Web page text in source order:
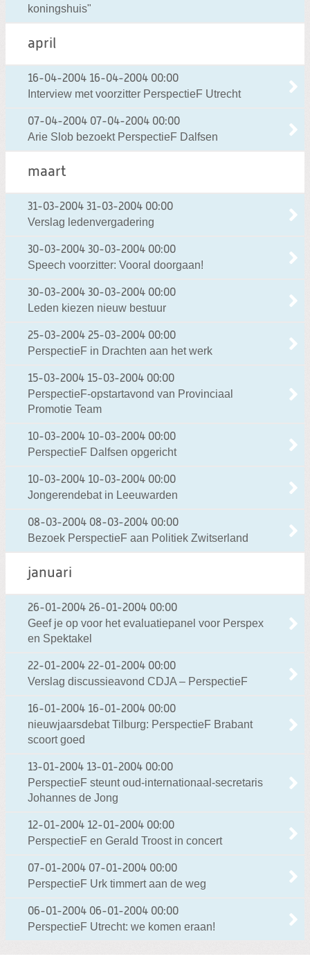
koningshuis"
april
16-04-2004 16-04-2004 00:00
Interview met voorzitter PerspectieF Utrecht
07-04-2004 07-04-2004 00:00
Arie Slob bezoekt PerspectieF Dalfsen
maart
31-03-2004 31-03-2004 00:00
Verslag ledenvergadering
30-03-2004 30-03-2004 00:00
Speech voorzitter: Vooral doorgaan!
30-03-2004 30-03-2004 00:00
Leden kiezen nieuw bestuur
25-03-2004 25-03-2004 00:00
PerspectieF in Drachten aan het werk
15-03-2004 15-03-2004 00:00
PerspectieF-opstartavond van Provinciaal
Promotie Team
10-03-2004 10-03-2004 00:00
PerspectieF Dalfsen opgericht
10-03-2004 10-03-2004 00:00
Jongerendebat in Leeuwarden
08-03-2004 08-03-2004 00:00
Bezoek PerspectieF aan Politiek Zwitserland
januari
26-01-2004 26-01-2004 00:00
Geef je op voor het evaluatiepanel voor Perspex
en Spektakel
22-01-2004 22-01-2004 00:00
Verslag discussieavond CDJA – PerspectieF
16-01-2004 16-01-2004 00:00
nieuwjaarsdebat Tilburg: PerspectieF Brabant
scoort goed
13-01-2004 13-01-2004 00:00
PerspectieF steunt oud-internationaal-secretaris
Johannes de Jong
12-01-2004 12-01-2004 00:00
PerspectieF en Gerald Troost in concert
07-01-2004 07-01-2004 00:00
PerspectieF Urk timmert aan de weg
06-01-2004 06-01-2004 00:00
PerspectieF Utrecht: we komen eraan!